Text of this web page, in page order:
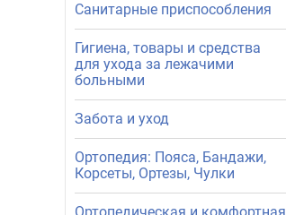
Санитарные приспособления
Гигиена, товары и средства
для ухода за лежачими
больными
Забота и уход
Ортопедия: Пояса, Бандажи,
Корсеты, Ортезы, Чулки